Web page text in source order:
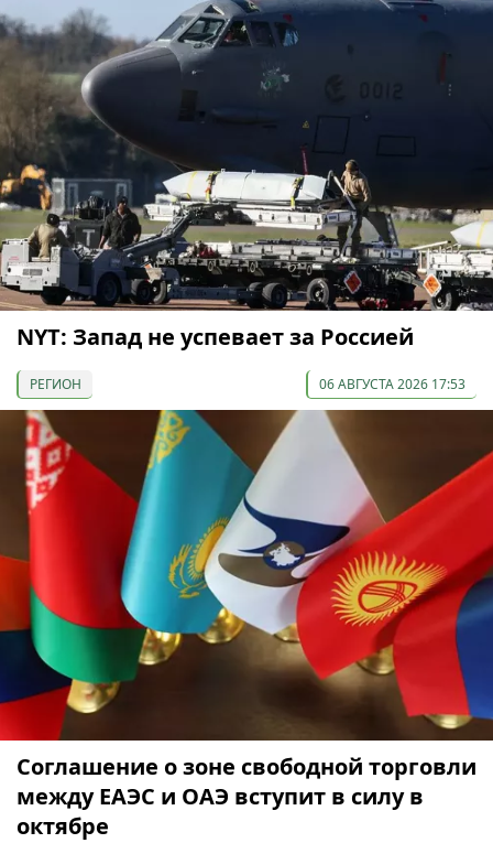
NYT: Запад не успевает за Россией
РЕГИОН 06 АВГУСТА 2026 17:53
Соглашение о зоне свободной торговли
между ЕАЭС и ОАЭ вступит в силу в
октябре